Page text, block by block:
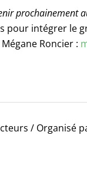
prochainement
pour intégrer le
Roncier :
/ Organisé